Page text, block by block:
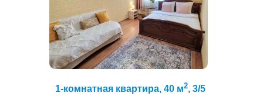
1-комнатная квартира, 40 м2, 3/5